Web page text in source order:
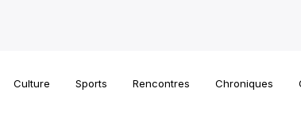
Culture Sports Rencontres Chroniques